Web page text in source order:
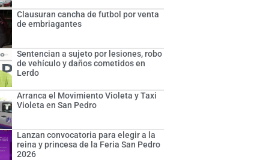
Clausuran cancha de futbol por venta
de embriagantes
Sentencian a sujeto por lesiones, robo
de vehículo y daños cometidos en
Lerdo
Arranca el Movimiento Violeta y Taxi
Violeta en San Pedro
Lanzan convocatoria para elegir a la
reina y princesa de la Feria San Pedro
2026